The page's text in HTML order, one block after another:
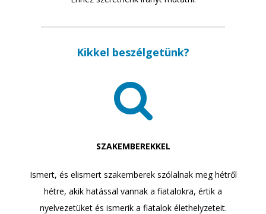
Kikkel beszélgetünk?
SZAKEMBEREKKEL
Ismert, és elismert szakemberek szólalnak meg hétről
hétre, akik hatással vannak a fiatalokra, értik a
nyelvezetüket és ismerik a fiatalok élethelyzeteit.